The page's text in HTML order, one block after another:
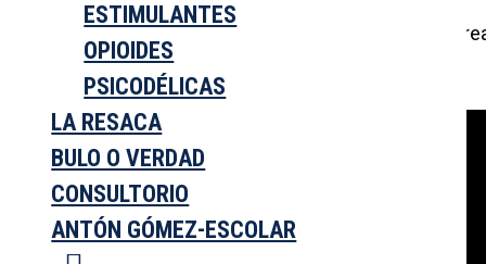
Contestamos a la pregunta sobre si el cannabis
T10X71.
ESTIMULANTES
OPIOIDES
PSICODÉLICAS
LA RESACA
BULO O VERDAD
CONSULTORIO
ANTÓN GÓMEZ-ESCOLAR